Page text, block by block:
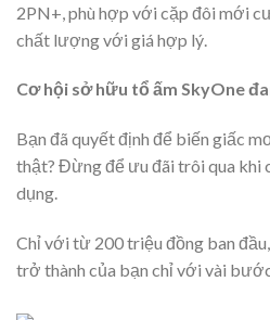
2PN+, phù hợp với cặp đôi mới
chất lượng với giá hợp lý.
Cơ hội sở hữu tổ ấm SkyOne
Bạn đã quyết định để biến giấc
thật? Đừng để ưu đãi trôi qua khi
dụng.
Chỉ với từ 200 triệu đồng ban
trở thành của bạn chỉ với vài